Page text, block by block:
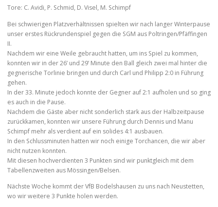
Tore: C. Avidi, P. Schmid, D. Visel, M. Schimpf
Bei schwierigen Platzverhältnissen spielten wir nach langer Winterpause
unser erstes Rückrundenspiel gegen die SGM aus Poltringen/Pfäffingen
II.
Nachdem wir eine Weile gebraucht hatten, um ins Spiel zu kommen,
konnten wir in der 26’ und 29’ Minute den Ball gleich zwei mal hinter die
gegnerische Torlinie bringen und durch Carl und Philipp 2:0 in Führung
gehen.
In der 33. Minute jedoch konnte der Gegner auf 2:1 aufholen und so ging
es auch in die Pause.
Nachdem die Gäste aber nicht sonderlich stark aus der Halbzeitpause
zurückkamen, konnten wir unsere Führung durch Dennis und Manu
Schimpf mehr als verdient auf ein solides 4:1 ausbauen.
In den Schlussminuten hatten wir noch einige Torchancen, die wir aber
nicht nutzen konnten.
Mit diesen hochverdienten 3 Punkten sind wir punktgleich mit dem
Tabellenzweiten aus Mössingen/Belsen.
Nächste Woche kommt der VfB Bodelshausen zu uns nach Neustetten,
wo wir weitere 3 Punkte holen werden.